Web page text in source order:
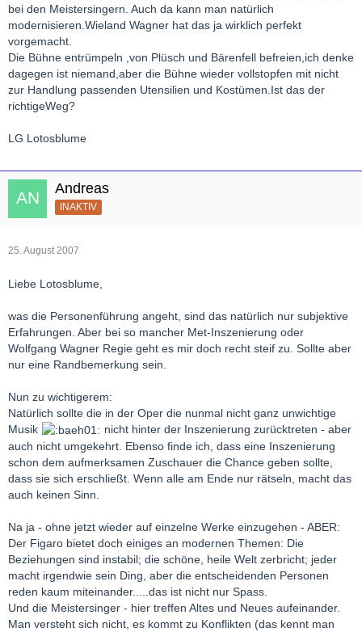
bei den Meistersingern. Auch da kann man natürlich
modernisieren.Wieland Wagner hat das ja wirklich perfekt
vorgemacht.
Die Bühne entrümpeln ,von Plüsch und Bärenfell befreien,ich denke
dagegen ist niemand,aber die Bühne wieder vollstopfen mit nicht
zur Handlung passenden Utensilien und Kostümen.Ist das der
richtigeWeg?
LG Lotosblume
Andreas
INAKTIV
25. August 2007
Liebe Lotosblume,
was die Personenführung angeht, sind das natürlich nur subjektive
Erfahrungen. Aber bei so mancher Met-Inszenierung oder
Wolfgang Wagner Regie geht es mir doch recht steif zu. Sollte aber
nur eine Randbemerkung sein.
Nun zu wichtigerem:
Natürlich sollte die in der Oper die nunmal nicht ganz unwichtige
Musik
nicht hinter der Inszenierung zurücktreten - aber
auch nicht umgekehrt. Ebenso finde ich, dass eine Inszenierung
schon dem aufmerksamen Zuschauer die Chance geben sollte,
dass sie sich erschließt. Wenn alle am Ende nur rätseln, macht das
auch keinen Sinn.
Na ja - ohne jetzt wieder auf einzelne Werke einzugehen - ABER:
Der Figaro bietet doch einiges an modernen Themen: Die
Beziehungen sind instabil; die schöne, heile Welt zerbricht; jeder
macht irgendwie sein Ding, aber die entscheidenden Personen
reden kaum miteinander.....das ist nicht nur Spass.
Und die Meistersinger - hier treffen Altes und Neues aufeinander.
Man versteht sich nicht, es kommt zu Konflikten (das kennt man